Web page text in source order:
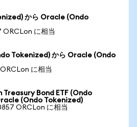
から Oracle (Ondo
ORCLon に相当
Tokenized) から Oracle (Ondo
に相当
Treasury Bond ETF (Ondo
(Ondo Tokenized)
ORCLon に相当